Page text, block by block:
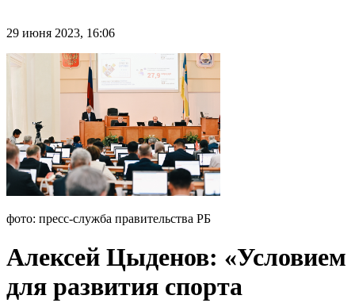
29 июня 2023, 16:06
фото: пресс-служба правительства РБ
Алексей Цыденов: «Условием
для развития спорта